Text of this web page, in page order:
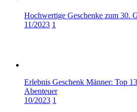
Hochwertige Geschenke zum 30.
11/2023 1
Erlebnis Geschenk Männer: Top
Abenteuer
10/2023 1